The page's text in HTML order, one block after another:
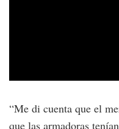
“Me di cuenta que el
que las armadoras